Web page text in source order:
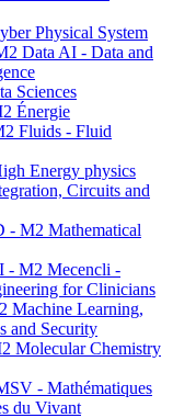
Physical System
Data AI - Data and
Sciences
Énergie
Fluids - Fluid
Energy physics
Circuits and
M2 Mathematical
M2 Mecencli -
for Clinicians
Machine Learning,
and Security
Molecular Chemistry
- Mathématiques
du Vivant